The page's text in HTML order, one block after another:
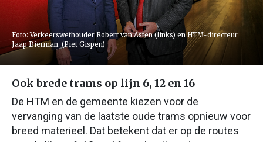
Foto: Verkeerswethouder Robert van Asten (links) en HTM-directeur
Jaap Bierman. (Piet Gispen)
Ook brede trams op lijn 6, 12 en 16
De HTM en de gemeente kiezen voor de
vervanging van de laatste oude trams opnieuw voor
breed materieel. Dat betekent dat er op de routes